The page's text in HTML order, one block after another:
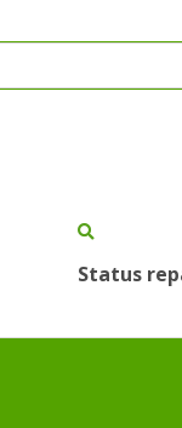
Status